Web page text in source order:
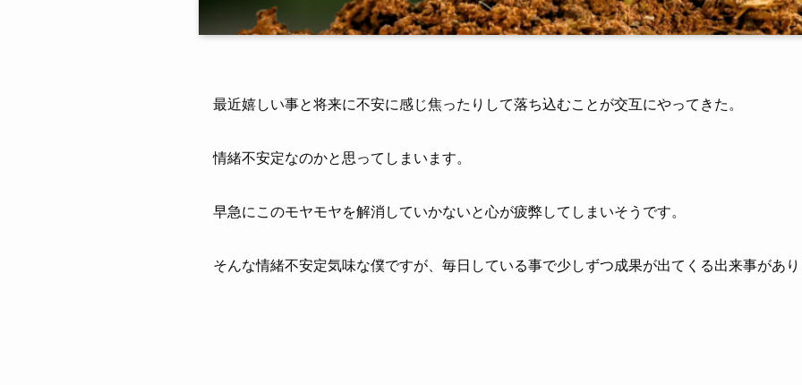
最近嬉しい事と将来に不安に感じ焦ったりして落ち込むことが交互にやってきた。
情緒不安定なのかと思ってしまいます。
早急にこのモヤモヤを解消していかないと心が疲弊してしまいそうです。
そんな情緒不安定気味な僕ですが、毎日している事で少しずつ成果が出てくる出来事があ